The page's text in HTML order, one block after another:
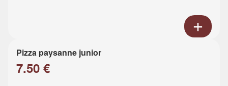
Pizza paysanne junior
7.50 €